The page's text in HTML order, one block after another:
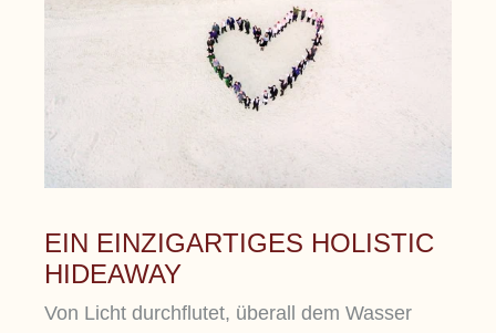
EIN EINZIGARTIGES HOLISTIC
HIDEAWAY
Von Licht durchflutet, überall dem Wasser